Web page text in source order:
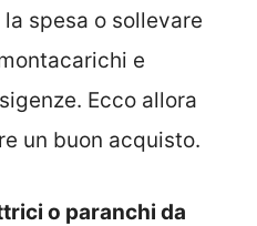
spesa o sollevare
e
Ecco allora
un buon acquisto.
o paranchi da